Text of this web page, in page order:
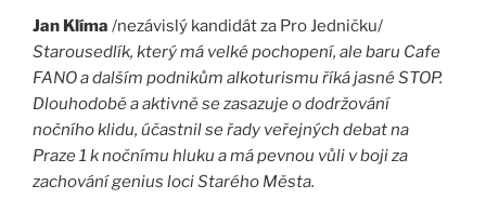
Jan Klíma /nezávislý kandidát za Pro Jedničku/
Starousedlík, který má velké pochopení, ale baru Cafe
FANO a dalším podnikům alkoturismu říká jasné STOP.
Dlouhodobě a aktivně se zasazuje o dodržování
nočního klidu, účastnil se řady veřejných debat na
Praze 1 k nočnímu hluku a má pevnou vůli v boji za
zachování genius loci Starého Města.